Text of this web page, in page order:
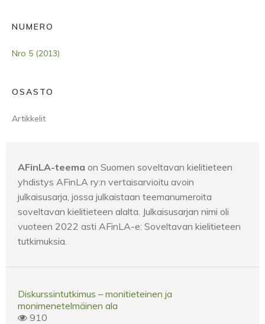
NUMERO
Nro 5 (2013)
OSASTO
Artikkelit
AFinLA-teema on Suomen soveltavan kielitieteen
yhdistys AFinLA ry:n vertaisarvioitu avoin
julkaisusarja, jossa julkaistaan teemanumeroita
soveltavan kielitieteen alalta. Julkaisusarjan nimi oli
vuoteen 2022 asti AFinLA-e: Soveltavan kielitieteen
tutkimuksia.
Diskurssintutkimus – monitieteinen ja
monimenetelmäinen ala
910